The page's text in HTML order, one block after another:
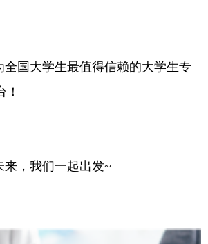
全国大学生最值得信赖的大学生专
来，我们一起出发~